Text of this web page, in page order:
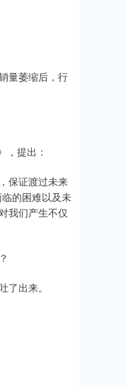
量萎缩后，行
提出：
保证渡过未来
的困难以及未
我们产生不仅
出来。